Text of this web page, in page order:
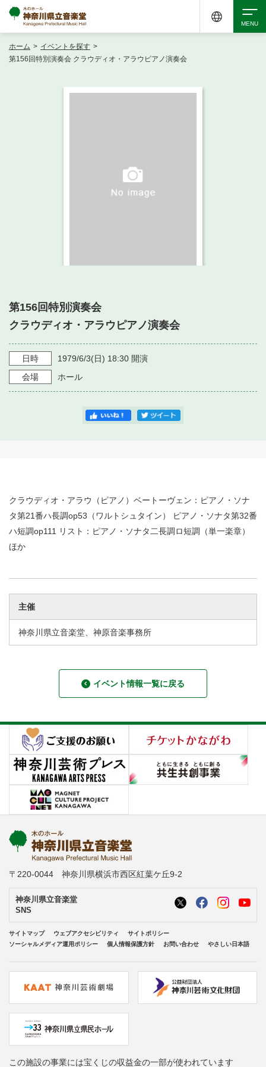
・ フロアマップ
・ よくある質問
・ 空き状況
・ 利用料金
・ 音楽堂のご案内
・ フロアマップ
・ 芸術参与
神奈川県立音楽堂
SNS
ホーム > イベントを探す >
第156回特別演奏会 クラウディオ・アラウピアノ演奏会
第156回特別演奏会
クラウディオ・アラウピアノ演奏会
日時 1979/6/3(日) 18:30 開演
会場
ホール
クラウディオ・アラウ（ピアノ）ベートーヴェン：ピアノ・ソナ
タ第21番ハ長調op53（ワルトシュタイン） ピアノ・ソナタ第32番
ハ短調op111 リスト：ピアノ・ソナタ二長調ロ短調（単一楽章）
ほか
主催
神奈川県立音楽堂、神原音楽事務所
イベント情報一覧に戻る
〒220-0044 神奈川県横浜市西区紅葉ケ丘9-2
神奈川県立音楽堂
SNS
サイトマップ ウェブアクセシビリティ
サイトポリシー
ソーシャルメディア運用ポリシー
個人情報保護方針 お問い合わせ やさしい日本語
この施設の事業には宝くじの収益金の一部が使われています